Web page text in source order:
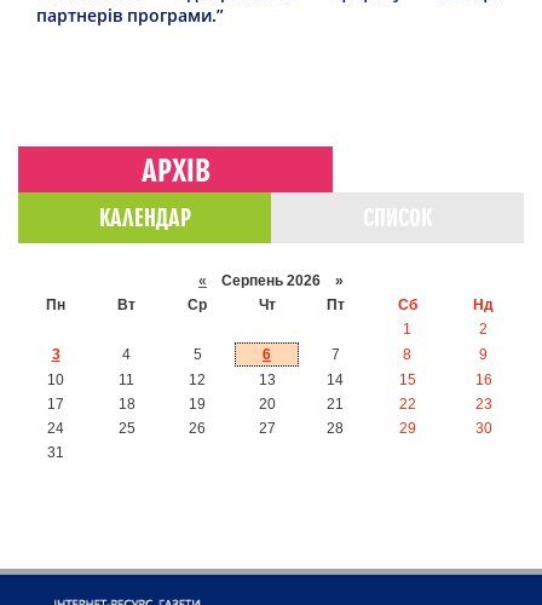
партнерів програми.”
АРХІВ
КАЛЕНДАР
« Серпень 2026 »
Пн
Вт Ср Чт Пт Сб
Нд
1
2
3
4 5 6 7 8
9
10
11 12 13 14 15
16
17
18 19 20 21 22
23
24
25 26 27 28 29
30
31